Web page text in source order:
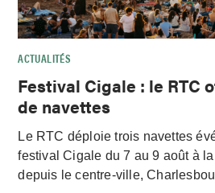
ACTUALITÉS
Festival Cigale : le RTC
de navettes
Le RTC déploie trois navettes
festival Cigale du 7 au 9 août à
depuis le centre-ville,